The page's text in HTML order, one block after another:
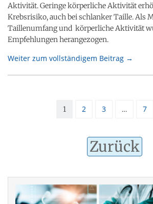
Aktivität. Geringe körperliche Aktivität
Krebsrisiko, auch bei schlanker Taille. Als
Taillenumfang und körperliche Aktivität
Empfehlungen herangezogen.
Weiter zum vollständigem Beitrag →
1 2 3 … 7
Zurück